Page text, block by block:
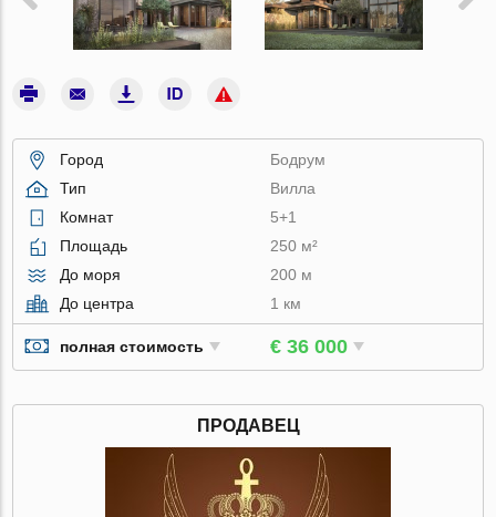
Город
Бодрум
Тип
Вилла
Комнат
5+1
Площадь
250 м²
До моря
200 м
До центра
1 км
полная стоимость € 36 000
ПРОДАВЕЦ